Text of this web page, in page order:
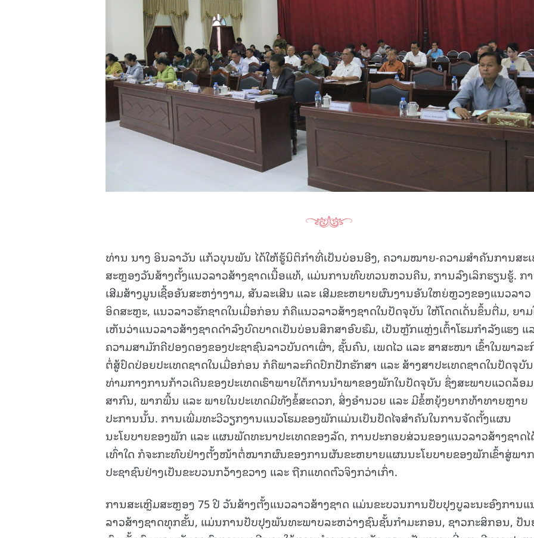
ທ່ານ ນາງ ອິນລາວັນ ແກ້ວບຸນພັນ ໄດ້ໃຫ້ຮູ້ນິຕິກຳທີ່ເປັນບ່ອນອີງ, ຄວາມໝາຍ-ຄວາມສໍາຄັນການສະ
ສະຫຼອງວັນສ້າງຕັ້ງແນວລາວສ້າງຊາດເນື້ອແທ້, ແມ່ນການທົບທວນຫວນຄືນ, ການລົງເລິກຮຽນຮູ້. ກ
ເສີມສ້າງມູນເຊື້ອອັນສະຫງ່າງາມ, ສັນລະເສີນ ແລະ ເສີມຂະຫຍາຍຜົນງານອັນໃຫຍ່ຫຼວງຂອງແນວລາວ
ອິດສະຫຼະ, ແນວລາວຮັກຊາດໃນເມື່ອກ່ອນ ກໍຄືແນວລາວສ້າງຊາດໃນປັດຈຸບັນ ໃຫ້ໂດດເດັ່ນຂຶ້ນຕື່ມ, ຍາ
ເຫັນວ່າແນວລາວສ້າງຊາດດໍາລົງບົດບາດເປັນບ່ອນສຶກສາອົບຮົມ, ເປັນຫຼັກແຫຼ່ງເຕົ້າໂຮມກຳລັງແຮງ ແ
ຄວາມສາມັກຄີປອງດອງຂອງປະຊາຊົນລາວບັນດາເຜົ່າ, ຊັ້ນຄົນ, ເພດໄວ ແລະ ສາສະໜາ ເຂົ້າໃນພາລະ
ຕໍ່ສູ້ປົດປ່ອຍປະເທດຊາດໃນເມື່ອກ່ອນ ກໍຄືພາລະກິດປົກປັກຮັກສາ ແລະ ສ້າງສາປະເທດຊາດໃນປັດຈຸບັນ
ທ່າມກາງການກ້າວເດີນຂອງປະເທດເຮົາພາຍໃຕ້ການນໍາພາຂອງພັກໃນປັດຈຸບັນ ຊຶ່ງສະພາບແວດລ້ອມ
ສາກົນ, ພາກພື້ນ ແລະ ພາຍໃນປະເທດມີທັງຂໍ້ສະດວກ, ສິ່ງອໍານວຍ ແລະ ມີຂໍ້ຫຍຸ້ງຍາກທ້າທາຍຫຼາຍ
ປະການນັ້ນ. ການເພີ່ມທະວີວຽກງານແນວໂຮມຂອງພັກແມ່ນເປັນປັດໄຈສໍາຄັນໃນການຈັດຕັ້ງແຜນ
ນະໂຍບາຍຂອງພັກ ແລະ ແຜນພັດທະນາປະເທດຂອງລັດ, ການປະກອບສ່ວນຂອງແນວລາວສ້າງຊາດ
ເທົ່າໃດ ກໍຈະກະທົບຢ່າງຕັ້ງໜ້າຕໍ່ໝາກຜົນຂອງການຜັນຂະຫຍາຍແຜນນະໂຍບາຍຂອງພັກເຂົ້າສູ່ພາກ
ປະຊາຊົນຢ່າງເປັນຂະບວນກວ້າງຂວາງ ແລະ ຖືກແທດຕົວຈິງກວ່າເກົ່າ.
ການສະເຫຼີມສະຫຼອງ 75 ປີ ວັນສ້າງຕັ້ງແນວລາວສ້າງຊາດ ແມ່ນຂະບວນການປັບປຸງບູລະນະອົງການແ
ລາວສ້າງຊາດທຸກຂັ້ນ, ແມ່ນການປັບປຸງພັນທະພາບລະຫວ່າງຊົນຊັ້ນກຳມະກອນ, ຊາວກະສິກອນ, ປັນ